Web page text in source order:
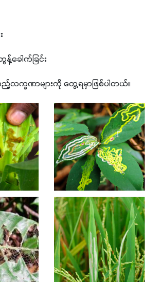
န့်ခေါက်ခြင်း
လက္ခဏာများကို တွေ့ရမှာဖြစ်ပါတယ်။